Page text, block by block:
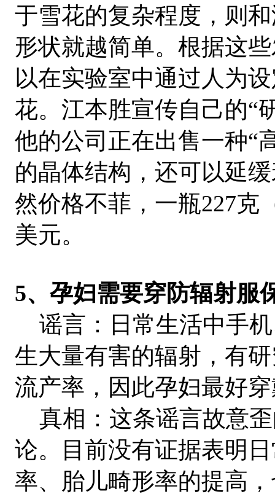
于雪花的复杂程度，则
形状就越简单。根据这
以在实验室中通过人为
花。江本胜宣传自己的“
他的公司正在出售一种“
的晶体结构，还可以延
然价格不菲，一瓶227克
美元。
5、孕妇需要穿防辐射服
谣言：日常生活中手
生大量有害的辐射，有
流产率，因此孕妇最好
真相：这条谣言故意
论。目前没有证据表明
率、胎儿畸形率的提高